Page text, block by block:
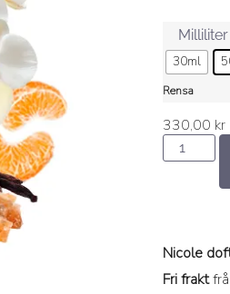
Milliliter
30ml
Rensa
330,00 kr
Nicole
Fri frakt